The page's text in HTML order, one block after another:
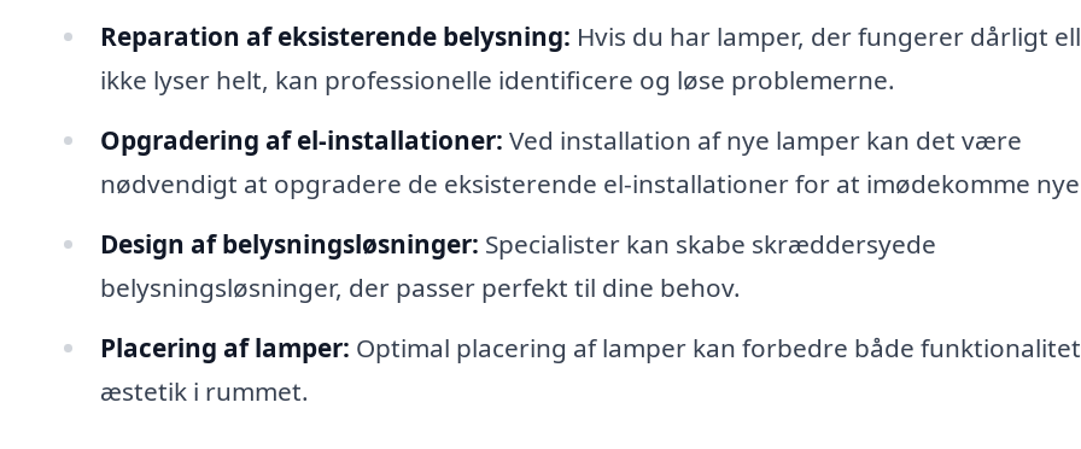
Reparation af eksisterende belysning: Hvis du har lamper, der fungerer dårligt
ikke lyser helt, kan professionelle identificere og løse problemerne.
Opgradering af el-installationer: Ved installation af nye lamper kan det være
nødvendigt at opgradere de eksisterende el-installationer for at imødekomme
Design af belysningsløsninger: Specialister kan skabe skræddersyede
belysningsløsninger, der passer perfekt til dine behov.
Placering af lamper: Optimal placering af lamper kan forbedre både
æstetik i rummet.